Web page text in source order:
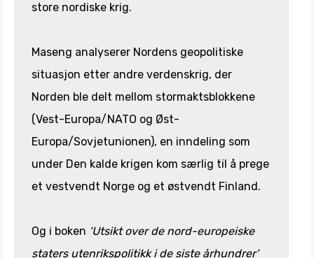
store nordiske krig.
Maseng analyserer Nordens geopolitiske
situasjon etter andre verdenskrig, der
Norden ble delt mellom stormaktsblokkene
(Vest-Europa/NATO og Øst-
Europa/Sovjetunionen), en inndeling som
under Den kalde krigen kom særlig til å prege
et vestvendt Norge og et østvendt Finland.
Og i boken ‘Utsikt over de nord-europeiske
staters utenrikspolitikk i de siste århundrer’